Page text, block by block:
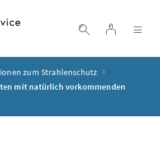
SucheLogin
zum Strahlenschutz
mit natürlich vorkommenden